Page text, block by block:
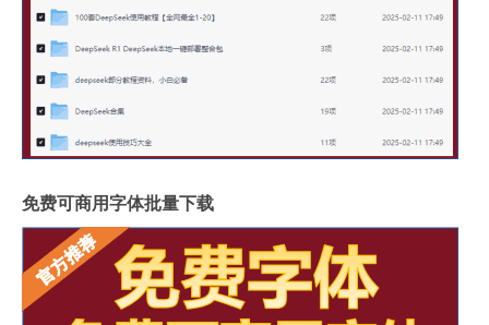
免费可商用字体批量下载